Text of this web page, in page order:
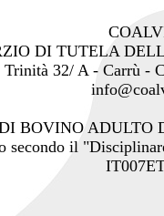
DI TUTELA
Trinità 32/ A - Carrù -
BOVINO ADULTO
secondo il